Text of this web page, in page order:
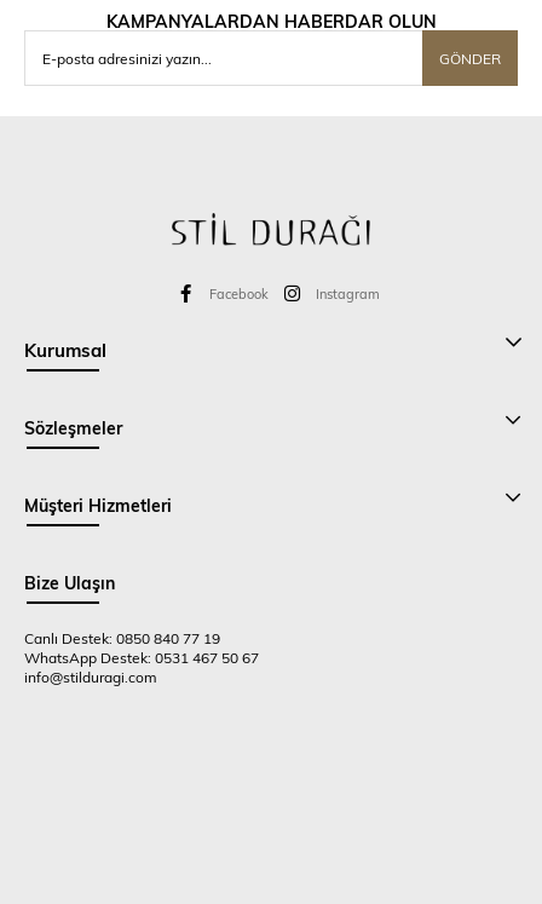
KAMPANYALARDAN HABERDAR OLUN
GÖNDER
Facebook Instagram
Kurumsal
Sözleşmeler
Müşteri Hizmetleri
Bize Ulaşın
Canlı Destek: 0850 840 77 19
WhatsApp Destek: 0531 467 50 67
info@stilduragi.com